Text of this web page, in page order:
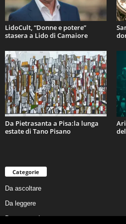
LidoCult, “Donne e potere”
stasera a Lido di Camaiore
Da Pietrasanta a Pisa:la lunga
estate di Tano Pisano
Categorie
Da ascoltare
Da leggere
Da non perdere